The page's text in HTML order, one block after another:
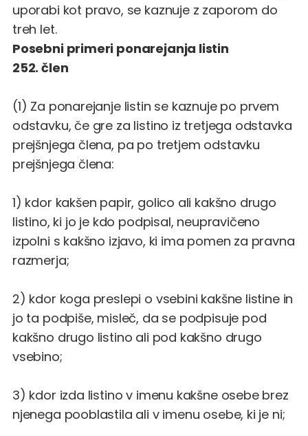
uporabi kot pravo, se kaznuje z zaporom do
treh let.
Posebni primeri ponarejanja listin
252. člen
(1) Za ponarejanje listin se kaznuje po prvem
odstavku, če gre za listino iz tretjega odstavka
prejšnjega člena, pa po tretjem odstavku
prejšnjega člena:
1) kdor kakšen papir, golico ali kakšno drugo
listino, ki jo je kdo podpisal, neupravičeno
izpolni s kakšno izjavo, ki ima pomen za pravna
razmerja;
2) kdor koga preslepi o vsebini kakšne listine in
jo ta podpiše, misleč, da se podpisuje pod
kakšno drugo listino ali pod kakšno drugo
vsebino;
3) kdor izda listino v imenu kakšne osebe brez
njenega pooblastila ali v imenu osebe, ki je ni;